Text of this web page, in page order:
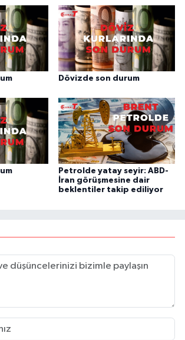
Dövizde son durum
Petrolde yatay seyir: ABD-
İran görüşmesine dair
beklentiler takip ediliyor